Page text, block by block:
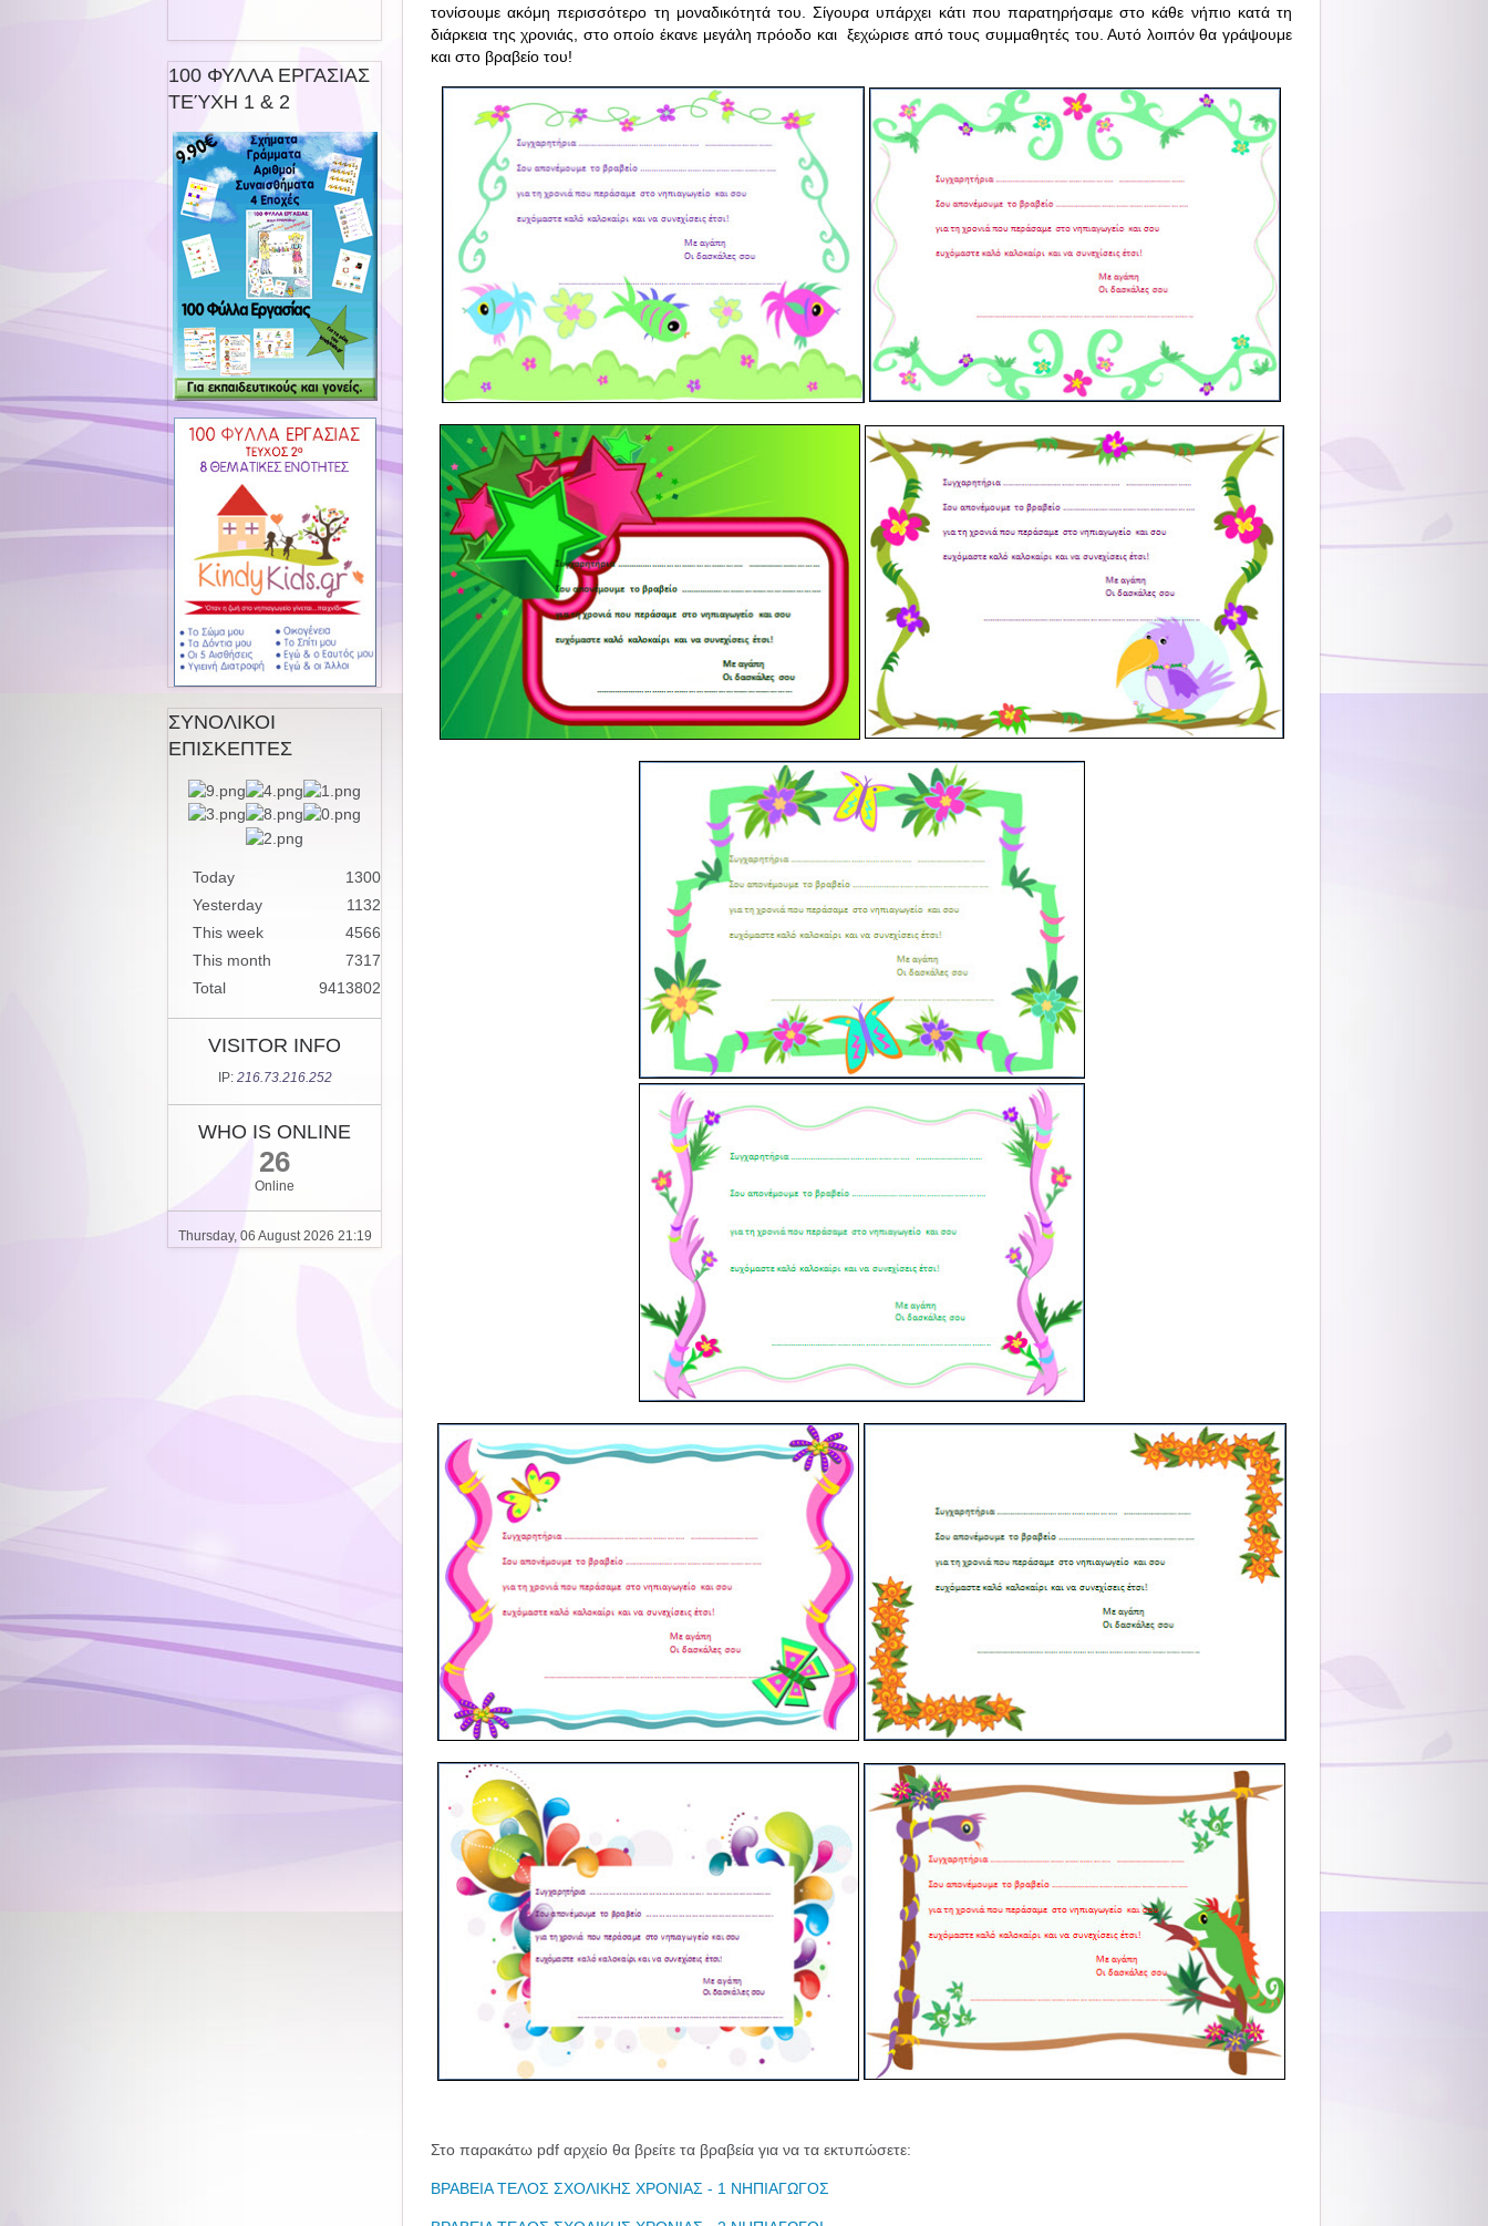
τονίσουμε ακόμη περισσότερο τη μοναδικότητά του. Σίγουρα υπάρχει κάτι που παρατηρήσαμε στο κάθε νήπιο κατά τη
διάρκεια της χρονιάς, στο οποίο έκανε μεγάλη πρόοδο και ξεχώρισε από τους συμμαθητές του. Αυτό λοιπόν θα γράψουμε
και στο βραβείο του!
Στο παρακάτω pdf αρχείο θα βρείτε τα βραβεία για να τα εκτυπώσετε:
ΒΡΑΒΕΙΑ ΤΕΛΟΣ ΣΧΟΛΙΚΗΣ ΧΡΟΝΙΑΣ - 1 ΝΗΠΙΑΓΩΓΟΣ
100 ΦΥΛΛΑ ΕΡΓΑΣΙΑΣ
ΤΕΎΧΗ 1 & 2
ΣΥΝΟΛΙΚΟΙ
ΕΠΙΣΚΕΠΤΕΣ
Today
1300
Yesterday
1132
This week
4566
This month
7317
Total
9413802
VISITOR INFO
IP: 216.73.216.252
WHO IS ONLINE
26
Online
Thursday, 06 August 2026 21:19